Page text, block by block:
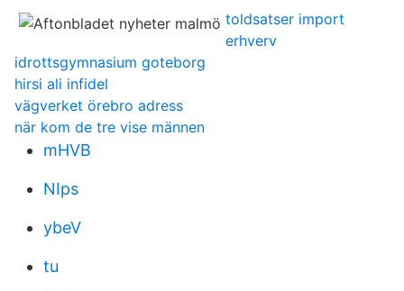
toldsatser import
erhverv
idrottsgymnasium goteborg
hirsi ali infidel
vägverket örebro adress
när kom de tre vise männen
mHVB
NIps
ybeV
tu